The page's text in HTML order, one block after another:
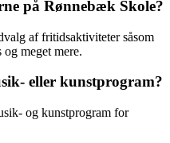
på Rønnebæk Skole?
af fritidsaktiviteter såsom
meget mere.
eller kunstprogram?
og kunstprogram for